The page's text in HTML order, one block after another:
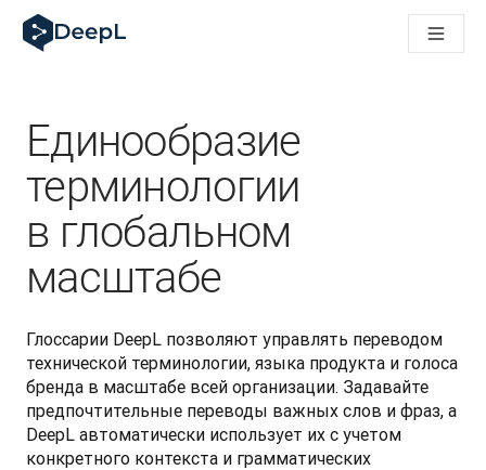
DeepL для ИИ-агентов
Translation Flow в DeepL: Новые рабочие процессы на
Разобраться в вопросах доверия к языковому ИИ в
Как мы разрабатываем систему оценки качества
От перевода текста до голосовой платформы
Building an instantly accessible voice demo with DeepL
Единообразие
терминологии
в глобальном
масштабе
Глоссарии DeepL позволяют управлять переводом
технической терминологии, языка продукта и голоса
бренда в масштабе всей организации. Задавайте
предпочтительные переводы важных слов и фраз, а
DeepL автоматически использует их с учетом
конкретного контекста и грамматических